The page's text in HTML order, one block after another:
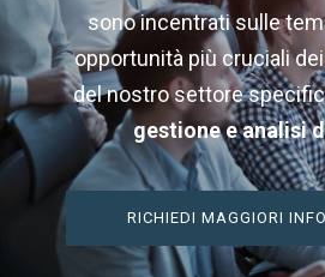
sono incentrati sulle
opportunità più cruciali
del nostro settore
gestione e analisi
RICHIEDI MAGGIORI